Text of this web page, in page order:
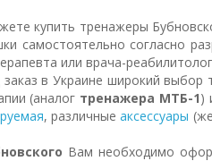
купить тренажеры
согласно
или врача-
в Украине широкий выбор
(аналог тренажера МТБ-1)
, различныеаксессуары
Вам необходимо